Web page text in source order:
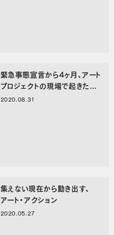
緊急事態宣言から4ヶ月、アート
プロジェクトの現場で起きたこ
と。
2020.08.31
集えない現在から動き出す、
アート・アクション
2020.05.27